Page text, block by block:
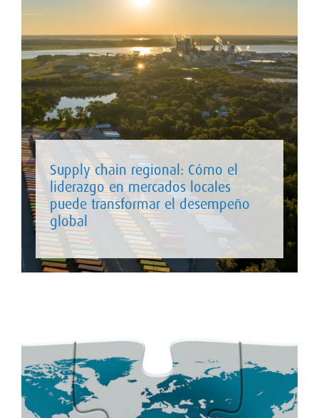
Supply chain regional: Cómo el
liderazgo en mercados locales
puede transformar el desempeño
global